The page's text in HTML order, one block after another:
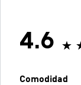
4.6
Comodidad